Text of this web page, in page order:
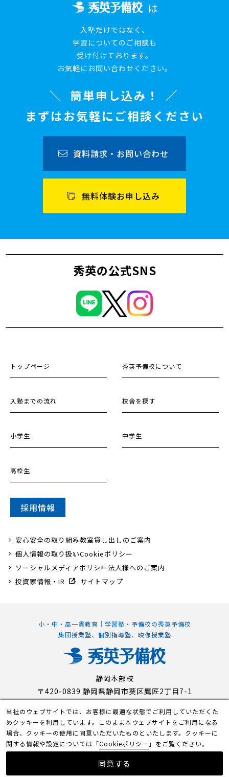
は
入塾だけではなく、
学習についてのご相談も
受け付けております。
お気軽にお問い合わせください。
簡単申し込み！
まずはお気軽にご相談ください
資料請求・お問い合わせ
無料体験お申し込み
秀英の公式SNS
小・中・高一貫教育｜学習塾・予備校の秀英予備校
集団授業塾、個別指導塾、映像授業塾
静岡本部校
〒420-0839 静岡県静岡市葵区鷹匠2丁目7-1
トップページ 秀英予備校について
入塾までの流れ 校舎を探す
小学生 中学生
高校生
採用情報
安心安全の取り組み教室貸し出しのご案内
個人情報の取り扱いCookieポリシー
ソーシャルメディアポリシー法人様へのご案内
投資家情報・IR
サイトマップ
当社のウェブサイトでは、お客様に最適な状態でご利用していただくた
めクッキーを利用しています。このまま本ウェブサイトをご利用になる
場合、クッキーの使用に同意いただいたものといたします。クッキーに
関する情報や設定については「Cookieポリシー 」をご覧ください。
同意する